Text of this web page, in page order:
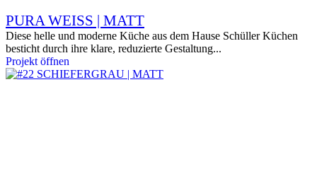
PURA WEISS | MATT
Diese helle und moderne Küche aus dem Hause Schüller Küchen
besticht durch ihre klare, reduzierte Gestaltung...
Projekt öffnen